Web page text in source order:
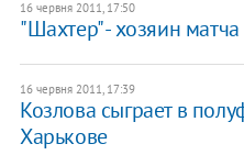
16 червня 2011, 17:50
"Шахтер" - хозяин
16 червня 2011, 17:39
Козлова сыграет в
Харькове